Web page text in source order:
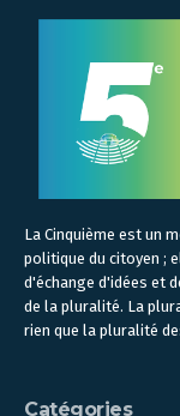
La Cinquième est un
politique du citoyen ;
d'échange d'idées et
de la pluralité. La
rien que la pluralité
Catégories